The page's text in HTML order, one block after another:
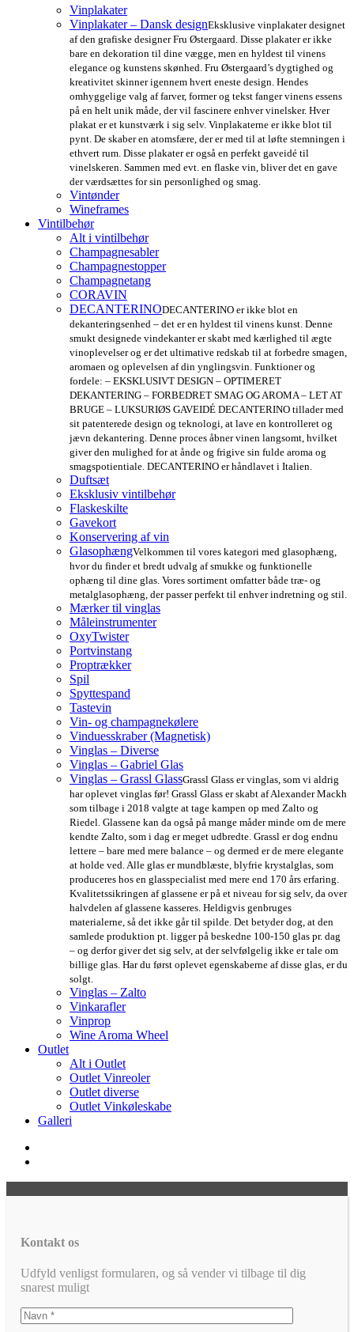
Vinplakater
Vinplakater – Dansk designEksklusive vinplakater designet
af den grafiske designer Fru Østergaard. Disse plakater er ikke
bare en dekoration til dine vægge, men en hyldest til vinens
elegance og kunstens skønhed. Fru Østergaard’s dygtighed og
kreativitet skinner igennem hvert eneste design. Hendes
omhyggelige valg af farver, former og tekst fanger vinens essens
på en helt unik måde, der vil fascinere enhver vinelsker. Hver
plakat er et kunstværk i sig selv. Vinplakaterne er ikke blot til
pynt. De skaber en atomsfære, der er med til at løfte stemningen i
ethvert rum. Disse plakater er også en perfekt gaveidé til
vinelskeren. Sammen med evt. en flaske vin, bliver det en gave
der værdsættes for sin personlighed og smag.
Vintønder
Wineframes
Vintilbehør
Alt i vintilbehør
Champagnesabler
Champagnestopper
Champagnetang
CORAVIN
DECANTERINODECANTERINO er ikke blot en
dekanteringsenhed – det er en hyldest til vinens kunst. Denne
smukt designede vindekanter er skabt med kærlighed til ægte
vinoplevelser og er det ultimative redskab til at forbedre smagen,
aromaen og oplevelsen af din ynglingsvin. Funktioner og
fordele: – EKSKLUSIVT DESIGN – OPTIMERET
DEKANTERING – FORBEDRET SMAG OG AROMA – LET AT
BRUGE – LUKSURIØS GAVEIDÉ DECANTERINO tillader med
sit patenterede design og teknologi, at lave en kontrolleret og
jævn dekantering. Denne proces åbner vinen langsomt, hvilket
giver den mulighed for at ånde og frigive sin fulde aroma og
smagspotientiale. DECANTERINO er håndlavet i Italien.
Duftsæt
Eksklusiv vintilbehør
Flaskeskilte
Gavekort
Konservering af vin
GlasophængVelkommen til vores kategori med glasophæng,
hvor du finder et bredt udvalg af smukke og funktionelle
ophæng til dine glas. Vores sortiment omfatter både træ- og
metalglasophæng, der passer perfekt til enhver indretning og stil.
Mærker til vinglas
Måleinstrumenter
OxyTwister
Portvinstang
Proptrækker
Spil
Spyttespand
Tastevin
Vin- og champagnekølere
Vinduesskraber (Magnetisk)
Vinglas – Diverse
Vinglas – Gabriel Glas
Vinglas – Grassl GlassGrassl Glass er vinglas, som vi aldrig
har oplevet vinglas før! Grassl Glass er skabt af Alexander Mackh
som tilbage i 2018 valgte at tage kampen op med Zalto og
Riedel. Glassene kan da også på mange måder minde om de mere
kendte Zalto, som i dag er meget udbredte. Grassl er dog endnu
lettere – bare med mere balance – og dermed er de mere elegante
at holde ved. Alle glas er mundblæste, blyfrie krystalglas, som
produceres hos en glasspecialist med mere end 170 års erfaring.
Kvalitetssikringen af glassene er på et niveau for sig selv, da over
halvdelen af glassene kasseres. Heldigvis genbruges
materialerne, så det ikke går til spilde. Det betyder dog, at den
samlede produktion pt. ligger på beskedne 100-150 glas pr. dag
– og derfor giver det sig selv, at der selvfølgelig ikke er tale om
billige glas. Har du først oplevet egenskaberne af disse glas, er du
solgt.
Vinglas – Zalto
Vinkarafler
Vinprop
Wine Aroma Wheel
Outlet
Alt i Outlet
Outlet Vinreoler
Outlet diverse
Outlet Vinkøleskabe
Galleri
Kontakt os
Udfyld venligst formularen, og så vender vi tilbage til dig
snarest muligt